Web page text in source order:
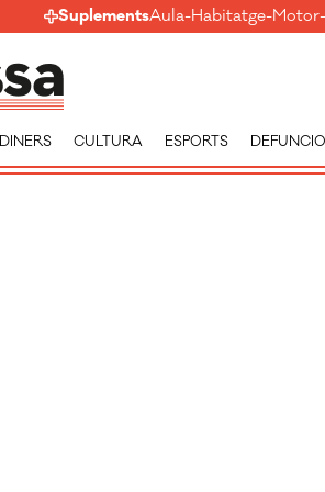
SuplementsAula-Habitatge-Motor-
DINERS CULTURA ESPORTS